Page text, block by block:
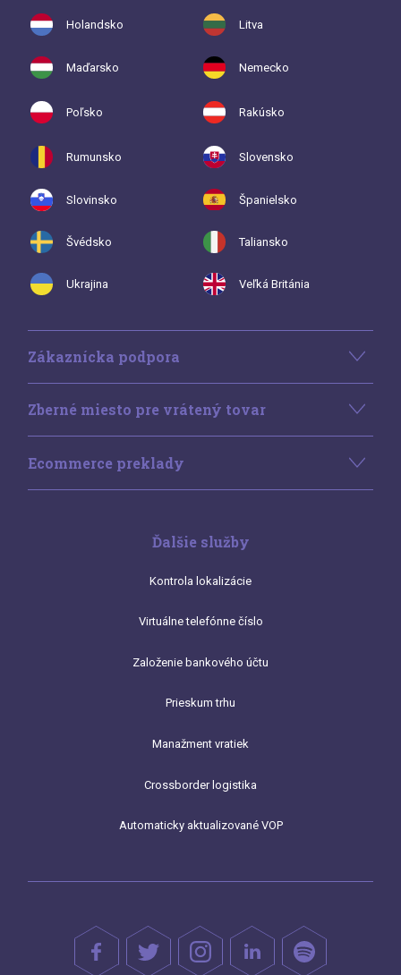
Holandsko Litva
Maďarsko Nemecko
Poľsko Rakúsko
Rumunsko Slovensko
Slovinsko Španielsko
Švédsko Taliansko
Ukrajina Veľká Británia
Zákaznícka podpora
Zberné miesto pre vrátený tovar
Ecommerce preklady
Ďalšie služby
Kontrola lokalizácie
Virtuálne telefónne číslo
Založenie bankového účtu
Prieskum trhu
Manažment vratiek
Crossborder logistika
Automaticky aktualizované VOP